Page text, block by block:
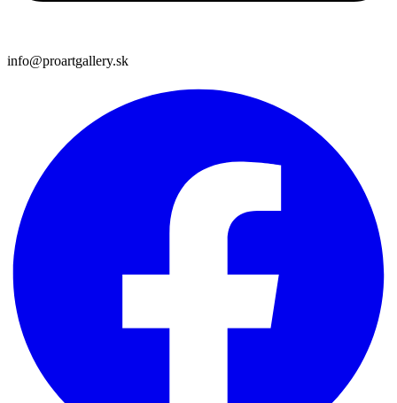
info@proartgallery.sk